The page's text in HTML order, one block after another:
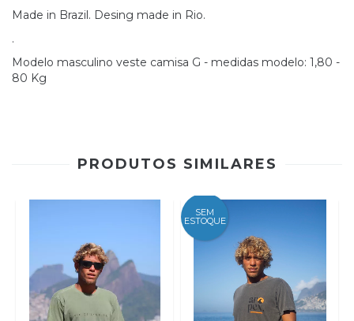
Made in Brazil. Desing made in Rio.
.
Modelo masculino veste camisa G - medidas modelo: 1,80 -
80 Kg
PRODUTOS SIMILARES
SEM
ESTOQUE